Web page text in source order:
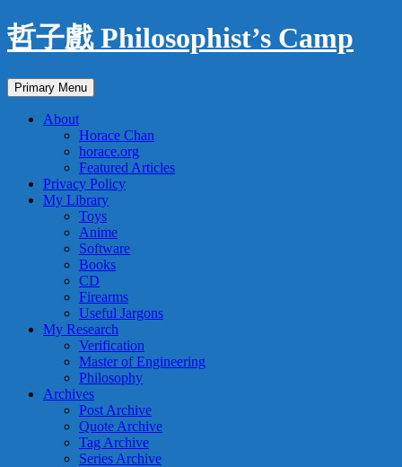
Skip
to
哲子戲 Philosophist’s Camp
Search
Primary Menu
About
Horace Chan
horace.org
Featured Articles
Privacy Policy
My Library
Toys
Anime
Software
Books
CD
Firearms
Useful Jargons
My Research
Verification
Master of Engineering
Philosophy
Archives
Post Archive
Quote Archive
Tag Archive
Series Archive